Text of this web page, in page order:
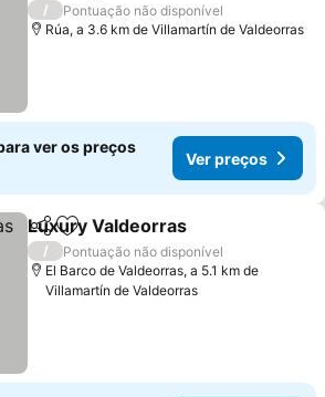
/
Pontuação não disponível
Rúa, a 3.6 km de Villamartín de Valdeorras
ver os preços
Ver preços
PartilharAdicionar aos favoritos
Luxury Valdeorras
/
Pontuação não disponível
El Barco de Valdeorras, a 5.1 km de
Villamartín de Valdeorras